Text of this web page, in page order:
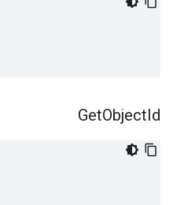
GetObjectId